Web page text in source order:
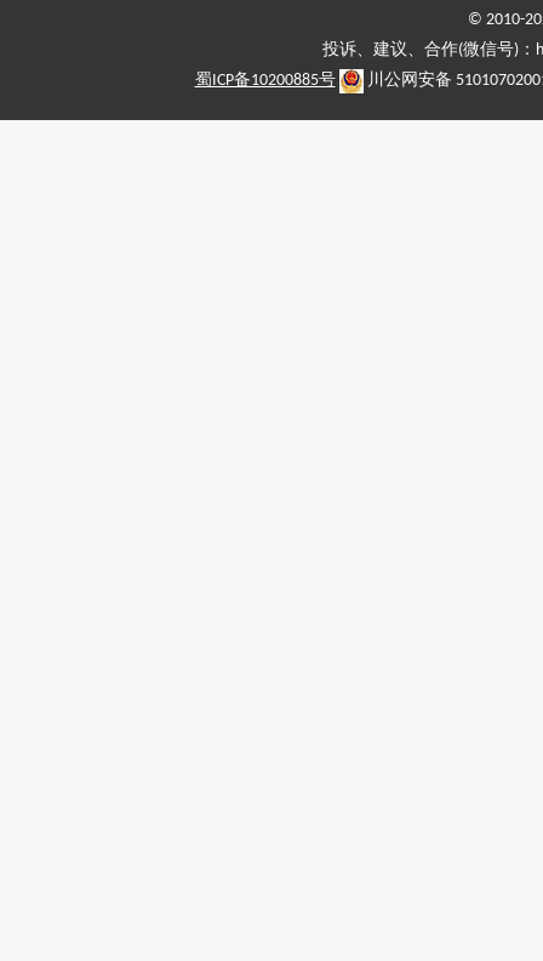
© 2010-
投诉、建议、合作(微信号)
蜀ICP备10200885号
川公网安备